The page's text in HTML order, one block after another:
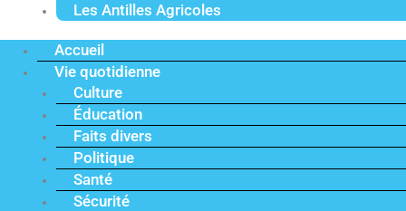
Les Antilles Agricoles
Accueil
Vie quotidienne
Culture
Éducation
Faits divers
Politique
Santé
Sécurité